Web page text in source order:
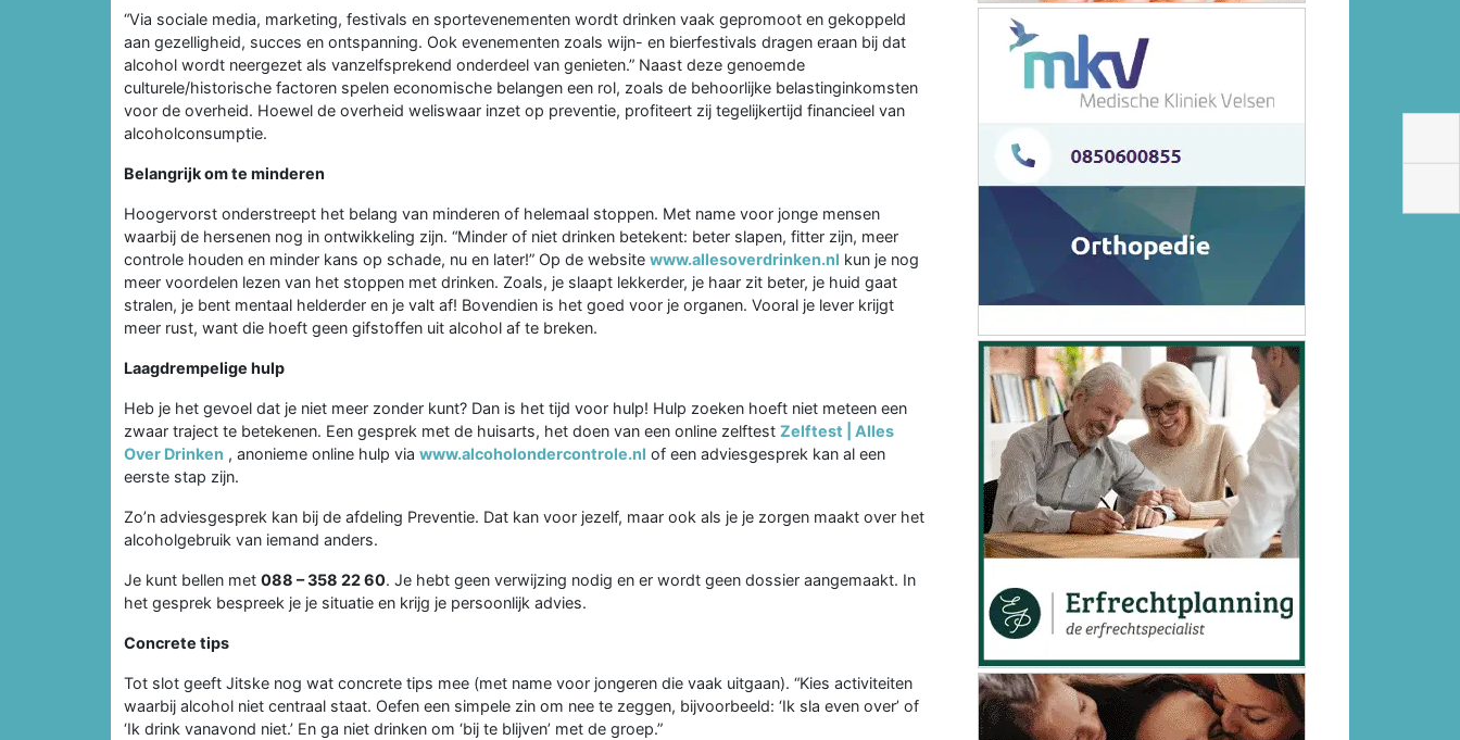
“Via sociale media, marketing, festivals en sportevenementen wordt drinken vaak gepromoot en gekoppeld
aan gezelligheid, succes en ontspanning. Ook evenementen zoals wijn- en bierfestivals dragen eraan bij dat
alcohol wordt neergezet als vanzelfsprekend onderdeel van genieten.” Naast deze genoemde
culturele/historische factoren spelen economische belangen een rol, zoals de behoorlijke belastinginkomsten
voor de overheid. Hoewel de overheid weliswaar inzet op preventie, profiteert zij tegelijkertijd financieel van
alcoholconsumptie.
Belangrijk om te minderen
Hoogervorst onderstreept het belang van minderen of helemaal stoppen. Met name voor jonge mensen
waarbij de hersenen nog in ontwikkeling zijn. “Minder of niet drinken betekent: beter slapen, fitter zijn, meer
controle houden en minder kans op schade, nu en later!” Op de website www.allesoverdrinken.nl kun je nog
meer voordelen lezen van het stoppen met drinken. Zoals, je slaapt lekkerder, je haar zit beter, je huid gaat
stralen, je bent mentaal helderder en je valt af! Bovendien is het goed voor je organen. Vooral je lever krijgt
meer rust, want die hoeft geen gifstoffen uit alcohol af te breken.
Laagdrempelige hulp
Heb je het gevoel dat je niet meer zonder kunt? Dan is het tijd voor hulp! Hulp zoeken hoeft niet meteen een
zwaar traject te betekenen. Een gesprek met de huisarts, het doen van een online zelftest Zelftest | Alles
Over Drinken , anonieme online hulp via www.alcoholondercontrole.nl of een adviesgesprek kan al een
eerste stap zijn.
Zo’n adviesgesprek kan bij de afdeling Preventie. Dat kan voor jezelf, maar ook als je je zorgen maakt over het
alcoholgebruik van iemand anders.
Je kunt bellen met 088 – 358 22 60. Je hebt geen verwijzing nodig en er wordt geen dossier aangemaakt. In
het gesprek bespreek je je situatie en krijg je persoonlijk advies.
Concrete tips
Tot slot geeft Jitske nog wat concrete tips mee (met name voor jongeren die vaak uitgaan). “Kies activiteiten
waarbij alcohol niet centraal staat. Oefen een simpele zin om nee te zeggen, bijvoorbeeld: ‘Ik sla even over’ of
‘Ik drink vanavond niet.’ En ga niet drinken om ‘bij te blijven’ met de groep.”